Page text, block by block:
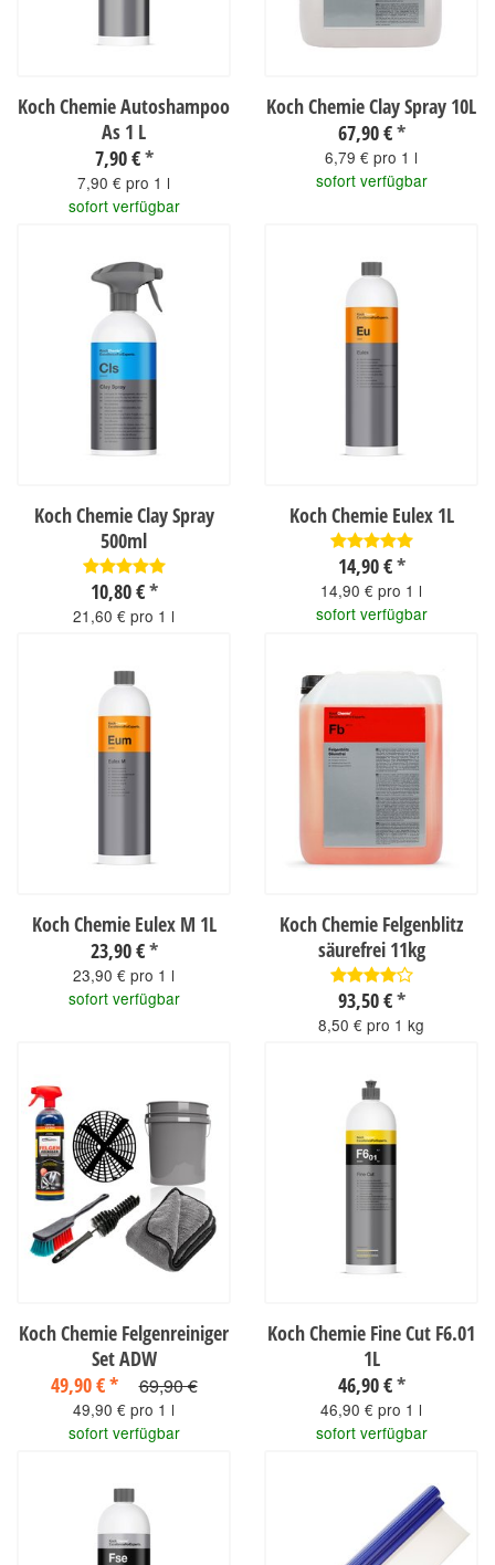
Koch Chemie Autoshampoo
As 1 L
7,90 €*
7,90 € pro 1 l
sofort verfügbar
Koch Chemie Clay Spray 10L
67,90 €*
6,79 € pro 1 l
sofort verfügbar
Koch Chemie Clay Spray
500ml
10,80 €*
21,60 € pro 1 l
Koch Chemie Eulex 1L
14,90 €*
14,90 € pro 1 l
sofort verfügbar
Koch Chemie Eulex M 1L
23,90 €*
23,90 € pro 1 l
sofort verfügbar
Koch Chemie Felgenblitz
säurefrei 11kg
93,50 €*
8,50 € pro 1 kg
Koch Chemie Felgenreiniger
Set ADW
49,90 €* 69,90 €
49,90 € pro 1 l
sofort verfügbar
Koch Chemie Fine Cut F6.01
1L
46,90 €*
46,90 € pro 1 l
sofort verfügbar